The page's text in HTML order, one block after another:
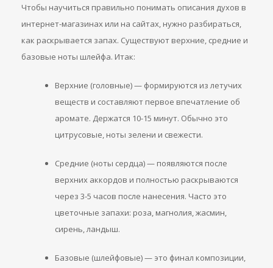
Чтобы научиться правильно понимать описания духов в
интернет-магазинах или на сайтах, нужно разбираться,
как раскрывается запах. Существуют верхние, средние и
базовые ноты шлейфа. Итак:
Верхние (головные) — формируются из летучих
веществ и составляют первое впечатление об
аромате. Держатся 10-15 минут. Обычно это
цитрусовые, ноты зелени и свежести.
Средние (ноты сердца) — появляются после
верхних аккордов и полностью раскрываются
через 3-5 часов после нанесения. Часто это
цветочные запахи: роза, магнолия, жасмин,
сирень, ландыш.
Базовые (шлейфовые) — это финал композиции,